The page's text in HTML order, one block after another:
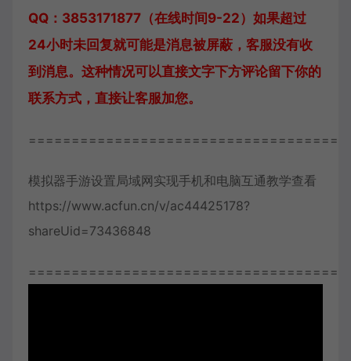
QQ：3853171877（在线时间9-22） 如果超过
24小时未回复就可能是消息被屏蔽，客服没有收
到消息。这种情况可以直接文字下方评论留下你的
联系方式，直接让客服加您。
模拟器手游设置局域网实现手机和电脑互通教学查看
https://www.acfun.cn/v/ac44425178?
shareUid=73436848